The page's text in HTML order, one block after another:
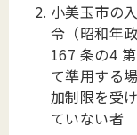
小美玉市の
令（昭和年
167 条の4
て準用する
加制限を受
ていない者